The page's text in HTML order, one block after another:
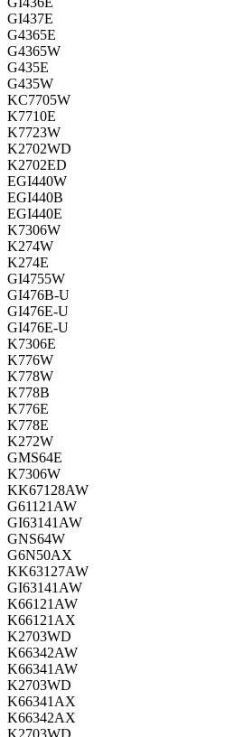
GI437E
G4365E
G4365W
G435E
G435W
KC7705W
K7710E
K7723W
K2702WD
K2702ED
EGI440W
EGI440B
EGI440E
K7306W
K274W
K274E
GI4755W
GI476B-U
GI476E-U
GI476E-U
K7306E
K776W
K778W
K778B
K776E
K778E
K272W
GMS64E
K7306W
KK67128AW
G61121AW
GI63141AW
GNS64W
G6N50AX
KK63127AW
GI63141AW
K66121AW
K66121AX
K2703WD
K66342AW
K66341AW
K2703WD
K66341AX
K66342AX
K2703WD